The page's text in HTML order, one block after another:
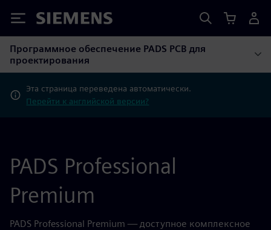
Siemens
Программное обеспечение PADS PCB для
проектирования
Эта страница переведена автоматически.
Перейти к английской версии?
PADS Professional
Premium
PADS Professional Premium — доступное комплексное